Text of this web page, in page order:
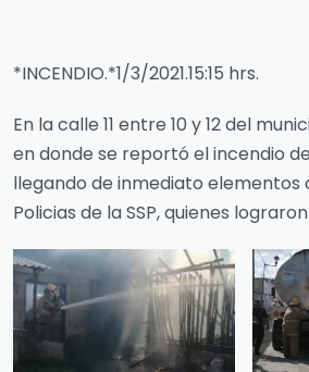
*INCENDIO.*1/3/2021.15:15 hrs.
En la calle 11 entre 10 y 12 del
en donde se reportó el incendio
llegando de inmediato elementos
Policias de la SSP, quienes